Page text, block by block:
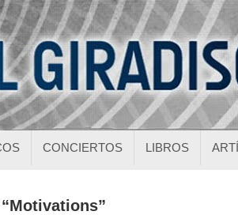
CONCIERTOS LIBROS